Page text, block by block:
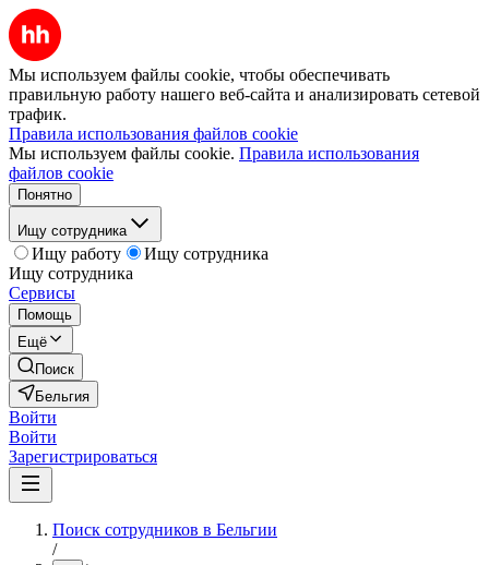
Мы используем файлы cookie, чтобы обеспечивать
правильную работу нашего веб-сайта и анализировать сетевой
трафик.
Правила использования файлов cookie
Мы используем файлы cookie. Правила использования
файлов cookie
Понятно
Ищу сотрудника
Ищу работу
Ищу сотрудника
Ищу сотрудника
Сервисы
Помощь
Ещё
Поиск
Бельгия
Войти
Войти
Зарегистрироваться
Поиск сотрудников в Бельгии
/